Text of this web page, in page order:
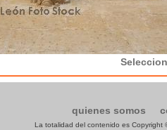
quienes somos
La totalidad del contenido es